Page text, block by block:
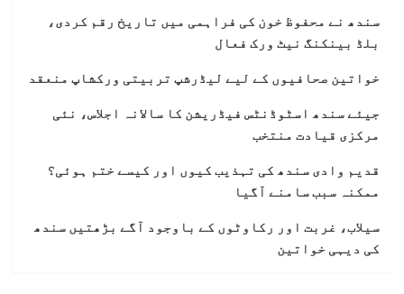
سندھ نے محفوظ خون کی فراہمی میں تاریخ رقم کردی،
بلڈ بینکنگ نیٹ ورک فعال
خواتین صحافیوں کے لیے لیڈرشپ تربیتی ورکشاپ منعقد
جیئے سندھ اسٹوڈنٹس فیڈریشن کا سالانہ اجلاس، نئی
مرکزی قیادت منتخب
قدیم وادی سندھ کی تہذیب کیوں اور کیسے ختم ہوئی؟
ممکنہ سبب سامنے آگیا
سیلاب، غربت اور رکاوٹوں کے باوجود آگے بڑھتیں سندھ
کی دیہی خواتین